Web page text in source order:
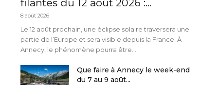
filantes du 12 août 2026 :...
8 août 2026
Le 12 août prochain, une éclipse solaire traversera une
partie de l’Europe et sera visible depuis la France. À
Annecy, le phénomène pourra être...
Que faire à Annecy le week-end
du 7 au 9 août...